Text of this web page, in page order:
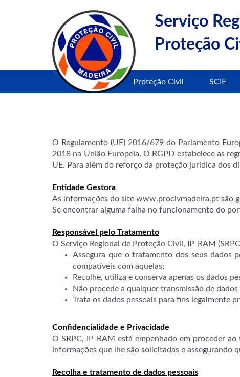
Serviço
Proteção
Proteção Civil SCIE
O Regulamento (UE) 2016/679 do Parlamento
2018 na União Europeia. O RGPD estabelece as
UE. Para além do reforço da proteção jurídica dos
Entidade Gestora
As informações do site www.procivmadeira.pt são
Se encontrar alguma falha no funcionamento do
Responsável pelo Tratamento
O Serviço Regional de Proteção Civil, IP-RAM
Assegura que o tratamento dos seus dados
compatíveis com aquelas;
Recolhe, utiliza e conserva apenas os dados
Não procede a qualquer transmissão de
Trata os dados pessoais para fins legalmente
Confidencialidade e Privacidade
O SRPC, IP-RAM está empenhado em proceder
informações que lhe são solicitadas e assegurando
Recolha e tratamento de dados pessoais